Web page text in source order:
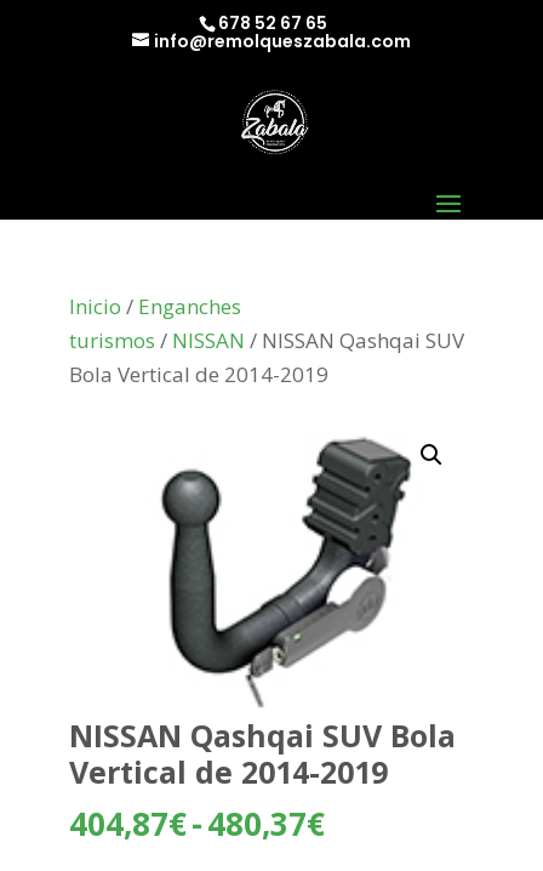
678 52 67 65
info@remolqueszabala.com
Inicio / Enganches
turismos / NISSAN / NISSAN Qashqai SUV
Bola Vertical de 2014-2019
NISSAN Qashqai SUV Bola
Vertical de 2014-2019
404,87€-480,37€Rango